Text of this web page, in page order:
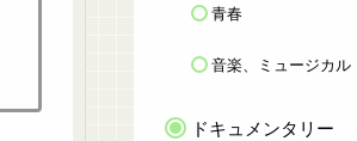
青春
音楽、ミュージカル
ドキュメンタリー